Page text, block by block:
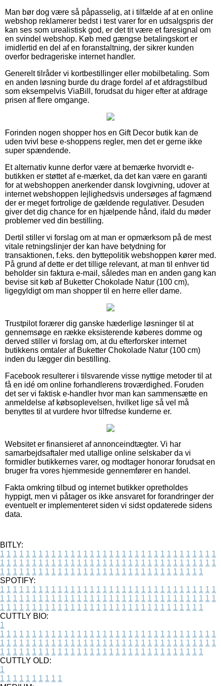
Man bør dog være så påpasselig, at i tilfælde af at en online
webshop reklamerer bedst i test varer for en udsalgspris der
kan ses som urealistisk god, er det tit være et faresignal om
en svindel webshop. Køb med gængse betalingskort er
imidlertid en del af en foranstaltning, der sikrer kunden
overfor bedrageriske internet handler.
Generelt tilråder vi kortbestillinger eller mobilbetaling. Som
en anden løsning burde du drage fordel af et afdragstilbud
som eksempelvis ViaBill, forudsat du higer efter at afdrage
prisen af flere omgange.
Forinden nogen shopper hos en Gift Decor butik kan de
uden tvivl bese e-shoppens regler, men det er gerne ikke
super spændende.
Et alternativ kunne derfor være at bemærke hvorvidt e-
butikken er støttet af e-mærket, da det kan være en garanti
for at webshoppen anerkender dansk lovgivning, udover at
internet webshoppen lejlighedsvis undersøges af fagmænd
der er meget fortrolige de gældende regulativer. Desuden
giver det dig chance for en hjælpende hånd, ifald du møder
problemer ved din bestilling.
Dertil stiller vi forslag om at man er opmærksom på de mest
vitale retningslinjer der kan have betydning for
transaktionen, f.eks. den byttepolitik webshoppen kører med.
På grund af dette er det tillige relevant, at man til enhver tid
beholder sin faktura e-mail, således man en anden gang kan
bevise sit køb af Buketter Chokolade Natur (100 cm),
ligegyldigt om man shopper til en herre eller dame.
Trustpilot forærer dig ganske hæderlige løsninger til at
gennemsøge en række eksisterende køberes domme og
derved stiller vi forslag om, at du efterforsker internet
butikkens omtaler af Buketter Chokolade Natur (100 cm)
inden du lægger din bestilling.
Facebook resulterer i tilsvarende visse nyttige metoder til at
få en idé om online forhandlerens troværdighed. Foruden
det ser vi faktisk e-handler hvor man kan sammensætte en
anmeldelse af købsoplevelsen, hvilket lige så vel må
benyttes til at vurdere hvor tilfredse kunderne er.
Websitet er finansieret af annonceindtægter. Vi har
samarbejdsaftaler med utallige online selskaber da vi
formidler butikkernes varer, og modtager honorar forudsat en
bruger fra vores hjemmeside gennemfører en handel.
Fakta omkring tilbud og internet butikker opretholdes
hyppigt, men vi påtager os ikke ansvaret for forandringer der
eventuelt er implementeret siden vi sidst opdaterede sidens
data.
BITLY:
1 1 1 1 1 1 1 1 1 1 1 1 1 1 1 1 1 1 1 1 1 1 1 1 1 1 1 1 1 1 1 1 1 1
1 1 1 1 1 1 1 1 1 1 1 1 1 1 1 1 1 1 1 1 1 1 1 1 1 1 1 1 1 1 1 1 1 1
1 1 1 1 1 1 1 1 1 1 1 1 1 1 1 1 1 1 1 1 1 1 1 1 1 1 1 1 1 1 1 1
SPOTIFY:
1 1 1 1 1 1 1 1 1 1 1 1 1 1 1 1 1 1 1 1 1 1 1 1 1 1 1 1 1 1 1 1 1 1
1 1 1 1 1 1 1 1 1 1 1 1 1 1 1 1 1 1 1 1 1 1 1 1 1 1 1 1 1 1 1 1 1 1
1 1 1 1 1 1 1 1 1 1 1 1 1 1 1 1 1 1 1 1 1 1 1 1 1 1 1 1 1 1 1 1
CUTTLY BIO:
1
1 1 1 1 1 1 1 1 1 1 1 1 1 1 1 1 1 1 1 1 1 1 1 1 1 1 1 1 1 1 1 1 1 1
1 1 1 1 1 1 1 1 1 1 1 1 1 1 1 1 1 1 1 1 1 1 1 1 1 1 1 1 1 1 1 1 1 1
1 1 1 1 1 1 1 1 1 1 1 1 1 1 1 1 1 1 1 1 1 1 1 1 1 1 1 1 1 1 1 1
CUTTLY OLD:
1
1 1 1 1 1 1 1 1 1 1